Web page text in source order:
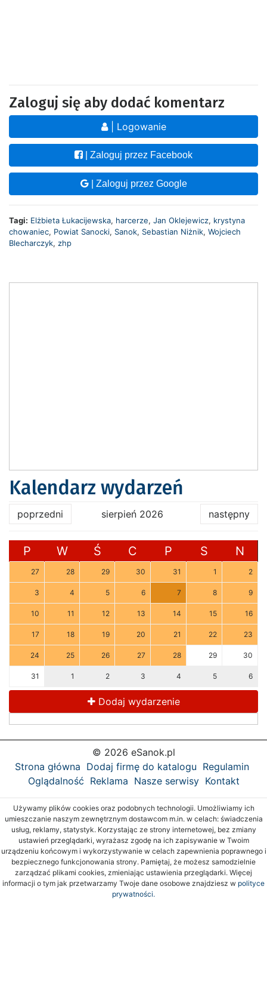
Zaloguj się aby dodać komentarz
| Logowanie
| Zaloguj przez Facebook
| Zaloguj przez Google
Tagi: Elżbieta Łukacijewska, harcerze, Jan Oklejewicz, krystyna
chowaniec, Powiat Sanocki, Sanok, Sebastian Niżnik, Wojciech
Blecharczyk, zhp
Kalendarz wydarzeń
poprzedni sierpień 2026 następny
P W Ś C P S N
27 28 29 30 31 1 2
3 4 5 6 7 8 9
10 11 12 13 14 15 16
17 18 19 20 21 22 23
24 25 26 27 28 29 30
31 1 2 3 4 5 6
Dodaj wydarzenie
© 2026 eSanok.pl
Strona główna Dodaj firmę do katalogu Regulamin
Oglądalność Reklama Nasze serwisy Kontakt
Używamy plików cookies oraz podobnych technologii. Umożliwiamy ich
umieszczanie naszym zewnętrznym dostawcom m.in. w celach: świadczenia
usług, reklamy, statystyk. Korzystając ze strony internetowej, bez zmiany
ustawień przeglądarki, wyrażasz zgodę na ich zapisywanie w Twoim
urządzeniu końcowym i wykorzystywanie w celach zapewnienia poprawnego i
bezpiecznego funkcjonowania strony. Pamiętaj, że możesz samodzielnie
zarządzać plikami cookies, zmieniając ustawienia przeglądarki. Więcej
informacji o tym jak przetwarzamy Twoje dane osobowe znajdziesz w polityce
prywatności.